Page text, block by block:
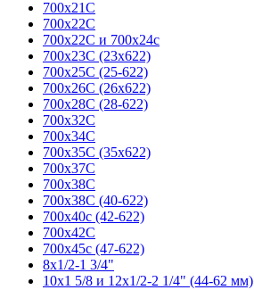
700x21C
700x22C
700x22C и 700x24c
700x23C (23x622)
700x25C (25-622)
700x26C (26x622)
700x28C (28-622)
700x32C
700x34C
700x35C (35x622)
700x37C
700х38C
700x38C (40-622)
700x40c (42-622)
700x42C
700x45c (47-622)
8x1/2-1 3/4"
10x1 5/8 и 12x1/2-2 1/4" (44-62 мм)